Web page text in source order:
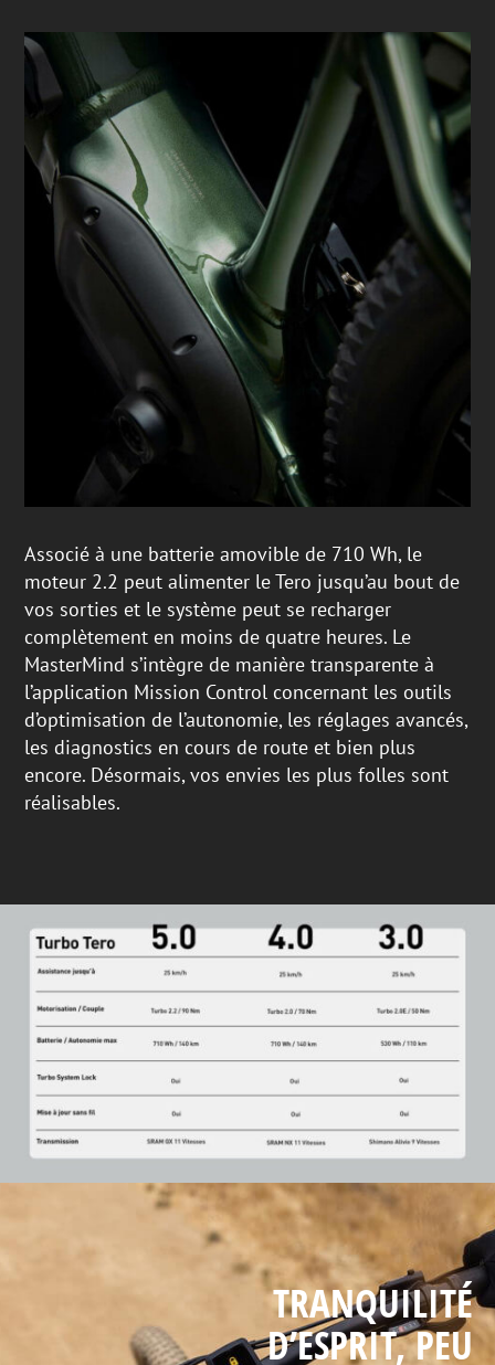
Associé à une batterie amovible de 710 Wh, le
moteur 2.2 peut alimenter le Tero jusqu’au bout de
vos sorties et le système peut se recharger
complètement en moins de quatre heures. Le
MasterMind s’intègre de manière transparente à
l’application Mission Control concernant les outils
d’optimisation de l’autonomie, les réglages avancés,
les diagnostics en cours de route et bien plus
encore. Désormais, vos envies les plus folles sont
réalisables.
TRANQUILITÉ
D’ESPRIT, PEU